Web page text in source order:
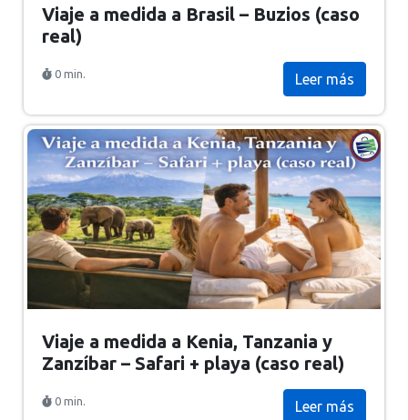
Viaje a medida a Brasil – Buzios (caso
real)
0 min. Leer más
Viaje a medida a Kenia, Tanzania y
Zanzíbar – Safari + playa (caso real)
0 min. Leer más